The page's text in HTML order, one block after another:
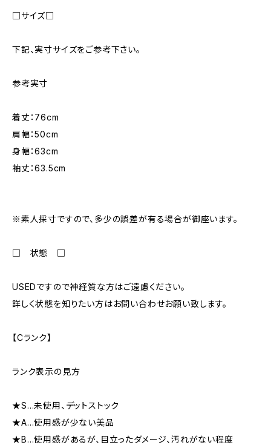
□サイズ□
下記、実寸サイズをご参考下さい。
参考実寸
着丈：76cm
肩幅：50cm
身幅：63cm
袖丈：63.5cm
※素人採寸ですので、多少の誤差が有る場合が御座います。
□ 状態 □
USEDですので神経質な方はご遠慮ください。
詳しく状態を知りたい方はお問い合わせお願い致します。
【Cランク】
ランク表示の見方
★S…未使用、デットストック
★A…使用感が少ない美品
★B…使用感があるが、目立ったダメージ、汚れがない程度